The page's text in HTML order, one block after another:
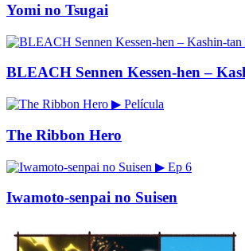
Yomi no Tsugai
BLEACH Sennen Kessen-hen –
▶ Película
The Ribbon Hero
▶ Ep 6
Iwamoto-senpai no Suisen